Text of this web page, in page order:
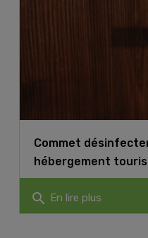
Commet
hébergement
search En lire plus